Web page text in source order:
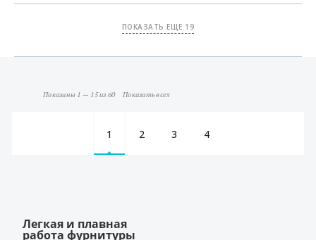
ПОКАЗАТЬ ЕЩЕ 19
Показаны 1 — 15 из 60 Показать всех
1 2 3 4
Легкая и плавная
работа фурнитуры